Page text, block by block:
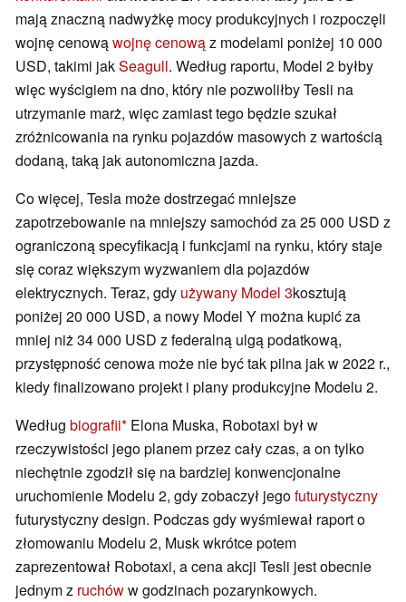
mają znaczną nadwyżkę mocy produkcyjnych i rozpoczęli
wojnę cenowąwojnę cenowąz modelami poniżej 10 000
USD, takimi jakSeagull. Według raportu, Model 2 byłby
więc wyścigiem na dno, który nie pozwoliłby Tesli na
utrzymanie marż, więc zamiast tego będzie szukał
zróżnicowania na rynku pojazdów masowych z wartością
dodaną, taką jak autonomiczna jazda.
Co więcej, Tesla może dostrzegać mniejsze
zapotrzebowanie na mniejszy samochód za 25 000 USD z
ograniczoną specyfikacją i funkcjami na rynku, który staje
się coraz większym wyzwaniem dla pojazdów
elektrycznych. Teraz, gdy używany Model 3kosztują
poniżej 20 000 USD, a nowy Model Y można kupić za
mniej niż 34 000 USD z federalną ulgą podatkową,
przystępność cenowa może nie być tak pilna jak w 2022 r.,
kiedy finalizowano projekt i plany produkcyjne Modelu 2.
Według biografii Elona Muska, Robotaxi był w
rzeczywistości jego planem przez cały czas, a on tylko
niechętnie zgodził się na bardziej konwencjonalne
uruchomienie Modelu 2, gdy zobaczył jegofuturystyczny
futurystyczny design. Podczas gdy wyśmiewał raport o
złomowaniu Modelu 2, Musk wkrótce potem
zaprezentował Robotaxi, a cena akcji Tesli jest obecnie
jednym z ruchóww godzinach pozarynkowych.